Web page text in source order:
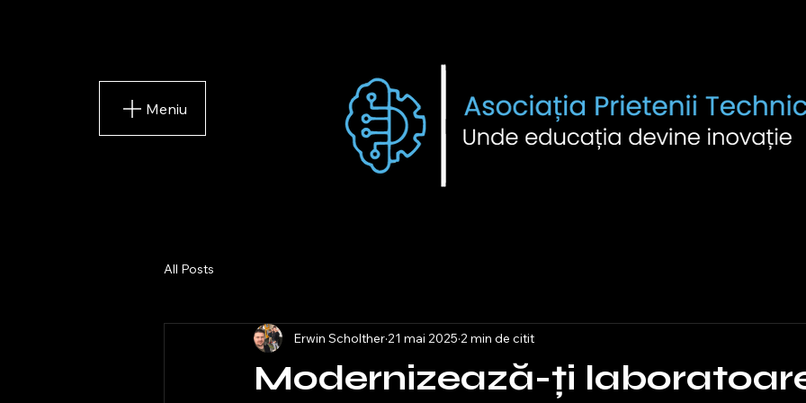
Meniu
All Posts
Modernizează-ți
Erwin Scholther 21 mai 2025 2 min de citit